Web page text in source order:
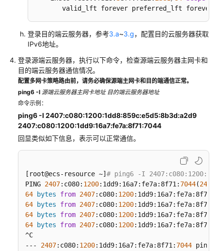
云
务
等
级
协
议
皮
书
       valid_lft forever preferred_lft forever
登录目的端云服务器，参考3.a~3.g，配置目的云服务器获取
IPv6地址。
登录源端云服务器，执行以下命令，检查源端云服务器主网卡和
目的端云服务器通信情况。
配置多网卡策略路由前，请务必确保源端主网卡和目的端通信正常。
ping6 -I 源端云服务器主网卡地址 目的端云服务器地址
命令示例：
ping6 -I 2407:c080:1200:1dd8:859c:e5d5:8b3d:a2d9
2407:c080:1200:1dd9:16a7:fe7a:8f71:7044
回显类似如下信息，表示可以正常通信。
[root@ecs-resource ~] # ping6 -I
PING 2407:c080: 1200:1dd9:16a7:fe7a:8f71: 7044(2407
64
bytes from 2407:c080: 1200:1dd9:16a7:fe7a:8f71:
64
bytes from 2407:c080: 1200:1dd9:16a7:fe7a:8f71:
64
bytes from 2407:c080: 1200:1dd9:16a7:fe7a:8f71:
64
bytes from 2407:c080: 1200:1dd9:16a7:fe7a:8f71:
^C
--- 2407:c080: 1200:1dd9:16a7:fe7a:8f71: 7044